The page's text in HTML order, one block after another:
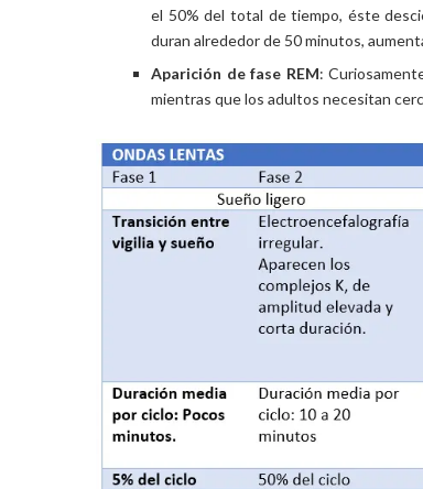
el 50% del total de tiempo, éste
duran alrededor de 50 minutos,
Aparición de fase REM:
mientras que los adultos necesitan